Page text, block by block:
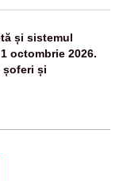
și sistemul
octombrie 2026.
șoferi și